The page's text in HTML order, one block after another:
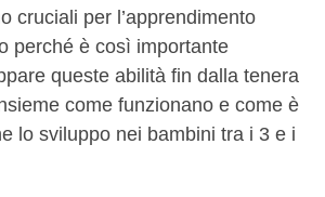
cruciali per l’apprendimento
perché è così importante
queste abilità fin dalla tenera
come funzionano e come è
lo sviluppo nei bambini tra i 3 e i